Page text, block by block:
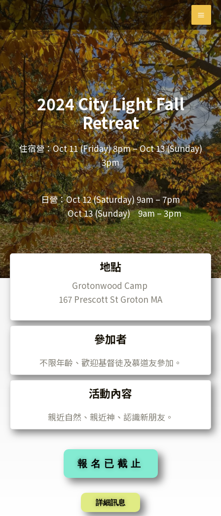
Skip
to
content
2024 City Light Fall
Retreat
住宿營：Oct 11 (Friday) 8pm –Oct 13 (Sunday)
3pm
日營：Oct 12 (Saturday) 9am – 7pm
Oct 13 (Sunday) 9am – 3pm
地點
Grotonwood Camp
167 Prescott St Groton MA
參加者
不限年齡、歡迎基督徒及慕道友參加。
活動內容
親近自然、親近神、認識新朋友。
報名已截止
詳細訊息